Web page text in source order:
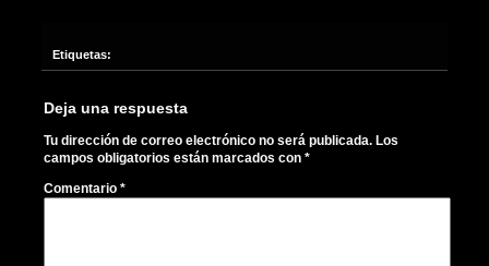
Etiquetas:
Deja una respuesta
Tu dirección de correo electrónico no será publicada. Los
campos obligatorios están marcados con *
Comentario *